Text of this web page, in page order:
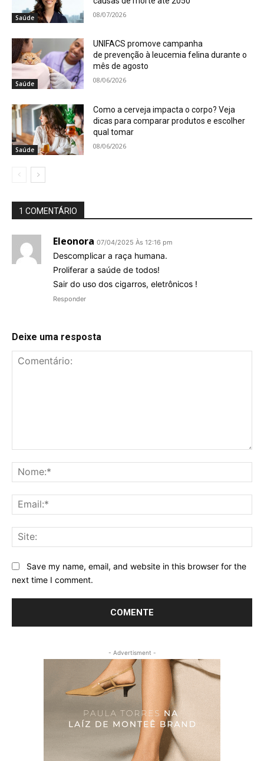
Saúde 08/07/2026
Saúde
UNIFACS promove campanha
de prevenção à leucemia felina durante o
mês de agosto
08/06/2026
Saúde
Como a cerveja impacta o corpo? Veja
dicas para comparar produtos e escolher
qual tomar
08/06/2026
1 COMENTÁRIO
Eleonora 07/04/2025 Às 12:16 pm
Descomplicar a raça humana.
Proliferar a saúde de todos!
Sair do uso dos cigarros, eletrônicos !
Responder
Deixe uma resposta
Save my name, email, and website in this browser for the
next time I comment.
- Advertisment -